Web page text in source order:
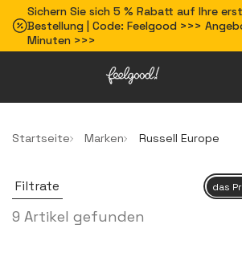
Sichern Sie sich 5 % Rabatt auf Ihre
Bestellung | Code: Feelgood >>>
Minuten >>>
Startseite Marken Russell Europe
Filtrate
9 Artikel gefunden